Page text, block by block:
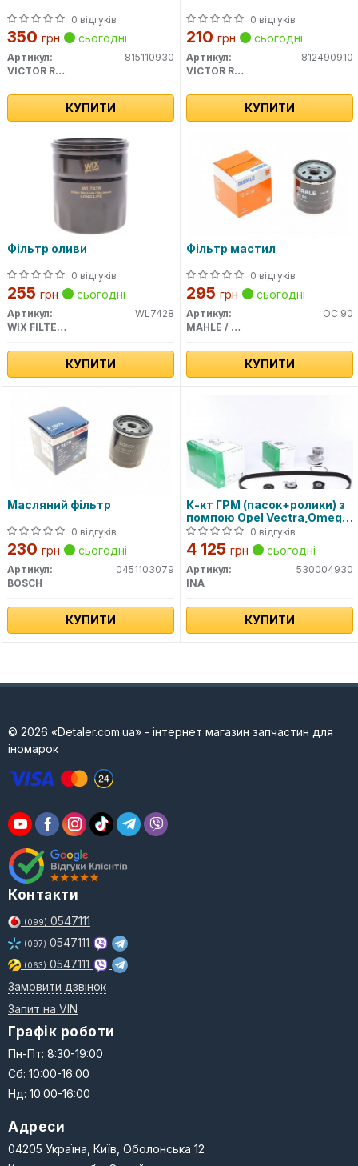
0 відгуків
350 грн сьогодні
Артикул:
815110930
VICTOR REINZ
КУПИТИ
0 відгуків
210 грн сьогодні
Артикул:
812490910
VICTOR REINZ
КУПИТИ
Фільтр оливи
0 відгуків
255 грн сьогодні
Артикул:
WL7428
WIX FILTERS
КУПИТИ
Фільтр мастил
0 відгуків
295 грн сьогодні
Артикул:
OC 90
MAHLE / KNECHT
КУПИТИ
Масляний фільтр
0 відгуків
230 грн сьогодні
Артикул:
0451103079
BOSCH
КУПИТИ
К-кт ГРМ (пасок+ролики) з
помпою Opel Vectra,Omega
1.8/2.0 16V 95-00, 169z
0 відгуків
4 125 грн сьогодні
Артикул:
530004930
INA
КУПИТИ
© 2026 «Detaler.com.ua» - інтернет магазин запчастин для
іномарок
Контакти
(099) 0547111
(097) 0547111
(063) 0547111
Замовити дзвінок
Запит на VIN
Графік роботи
Пн-Пт: 8:30-19:00
Сб: 10:00-16:00
Нд: 10:00-16:00
Адреси
04205 Україна, Київ, Оболонська 12